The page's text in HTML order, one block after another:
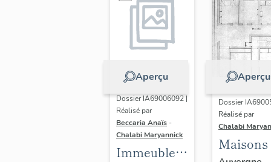
Aperçu
Dossier IA69006092 |
Réalisé par
Beccaria Anaïs -
Chalabi Maryannick
Immeubles
Aperçu
Dossier
Réalisé par
Chalabi
Maisons